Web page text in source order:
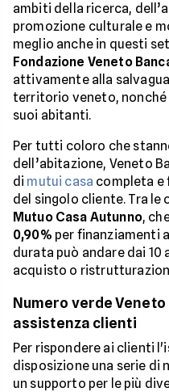
ambiti della ricerca,
promozione culturale e
meglio anche in questi
Fondazione Veneto
attivamente alla
territorio veneto, nonché
suoi abitanti.
Per tutti coloro che
dell’abitazione, Veneto
di mutui casa completa e
del singolo cliente. Tra
Mutuo Casa Autunno,
0,90% per finanziamenti
durata può andare dai 10
acquisto o
Numero verde
assistenza clienti
Per rispondere ai clienti
disposizione una serie di
un supporto per le più